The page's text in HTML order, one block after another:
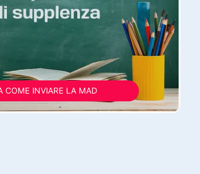
COME INVIARE LA MAD